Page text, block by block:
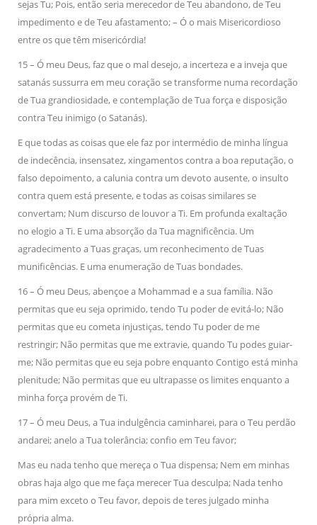
sejas Tu; Pois, então seria merecedor de Teu abandono, de Teu
impedimento e de Teu afastamento; – Ó o mais Misericordioso
entre os que têm misericórdia!
15 – Ó meu Deus, faz que o mal desejo, a incerteza e a inveja que
satanás sussurra em meu coração se transforme numa recordação
de Tua grandiosidade, e contemplação de Tua força e disposição
contra Teu inimigo (o Satanás).
E que todas as coisas que ele faz por intermédio de minha língua
de indecência, insensatez, xingamentos contra a boa reputação, o
falso depoimento, a calunia contra um devoto ausente, o insulto
contra quem está presente, e todas as coisas similares se
convertam; Num discurso de louvor a Ti. Em profunda exaltação
no elogio a Ti. E uma absorção da Tua magnificência. Um
agradecimento a Tuas graças, um reconhecimento de Tuas
munificências. E uma enumeração de Tuas bondades.
16 – Ó meu Deus, abençoe a Mohammad e a sua família. Não
permitas que eu seja oprimido, tendo Tu poder de evitá-lo; Não
permitas que eu cometa injustiças, tendo Tu poder de me
restringir; Não permitas que me extravie, quando Tu podes guiar-
me; Não permitas que eu seja pobre enquanto Contigo está minha
plenitude; Não permitas que eu ultrapasse os limites enquanto a
minha força provém de Ti.
17 – Ó meu Deus, a Tua indulgência caminharei, para o Teu perdão
andarei; anelo a Tua tolerância; confio em Teu favor;
Mas eu nada tenho que mereça o Tua dispensa; Nem em minhas
obras haja algo que me faça merecer Tua desculpa; Nada tenho
para mim exceto o Teu favor, depois de teres julgado minha
própria alma.